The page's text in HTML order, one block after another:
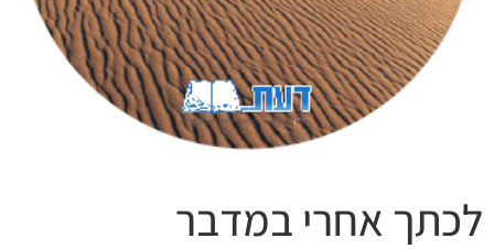
לכתך אחרי במדבר